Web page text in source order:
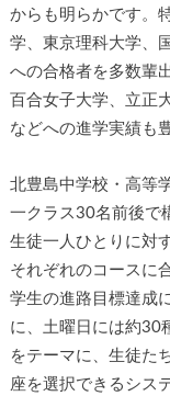
からも明らかです。
学、東京理科大学、
への合格者を多数輩
百合女子大学、立正
などへの進学実績も
北豊島中学校・高等
一クラス30名前後で
生徒一人ひとりに対
それぞれのコースに
学生の進路目標達成
に、土曜日には約30
をテーマに、生徒た
座を選択できるシス